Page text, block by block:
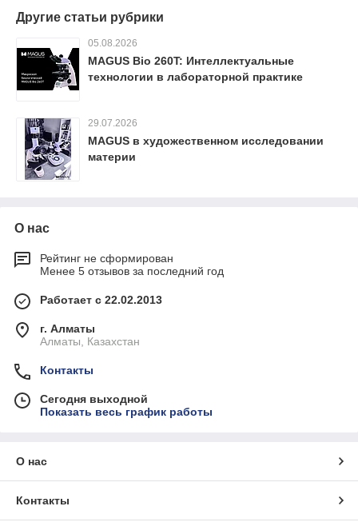
Другие статьи рубрики
05.08.2026
MAGUS Bio 260T: Интеллектуальные
технологии в лабораторной практике
29.07.2026
MAGUS в художественном исследовании
материи
О нас
Рейтинг не сформирован
Менее 5 отзывов за последний год
Работает с 22.02.2013
г. Алматы
Алматы, Казахстан
Контакты
Сегодня выходной
Показать весь график работы
О нас
Контакты